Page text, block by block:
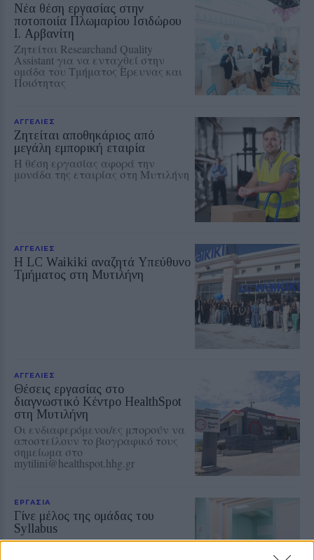
Νέα θέση εργασίας στην
ποτοποιία Πλωμαρίου Ισιδώρου
Ι. Αρβανίτη
Ζητείται Researchand Quality
Assistant για να ενταχθεί στην
ομάδα του Τμήματος Έρευνας και
Ποιότητας
ΑΓΓΕΛΙΕΣ
Ζητείται αποθηκάριος από
μεγάλη εμπορική εταιρία
Η θέση εργασίας αφορά την
μονάδα της εταιρίας στη Μυτιλήνη
ΑΓΓΕΛΙΕΣ
Η LC Waikiki αναζητά Υπεύθυνο
Τμήματος στη Μυτιλήνη
ΑΓΓΕΛΙΕΣ
Θέσεις εργασίας στο
διαγνωστικό Κέντρο HealthSpot
στη Μυτιλήνη
Οι ενδιαφερόμενοι/ες μπορούν να
αποστείλουν το βιογραφικό τους
σημείωμα στο
mytilini@healthspot.hhg.gr
ΕΡΓΑΣΙΑ
Γίνε μέλος της ομάδας του
Syllabus
Ζητείται δάσκαλος, φιλόλογος ή